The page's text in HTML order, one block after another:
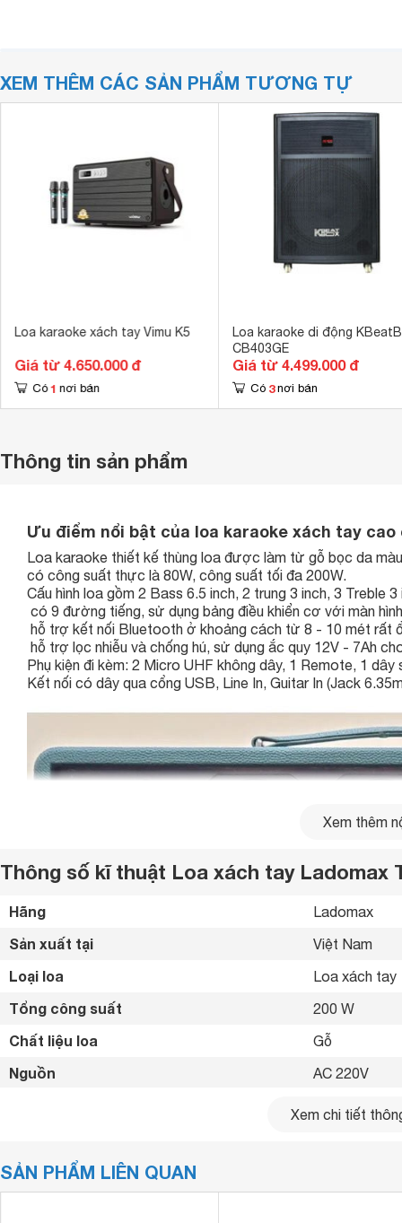
XEM THÊM CÁC SẢN PHẨM TƯƠNG TỰ
Loa karaoke xách tay Vimu K5
Giá từ 4.650.000 đ
Có 1 nơi bán
Loa karaoke di động
CB403GE
Giá từ 4.499.000 đ
Có 3 nơi bán
Thông tin sản phẩm
Ưu điểm nổi bật của loa karaoke xách tay
Loa karaoke thiết kế thùng loa được làm từ gỗ bọc da
có công suất thực là 80W, công suất tối đa 200W.
Cấu hình loa gồm 2 Bass 6.5 inch, 2 trung 3 inch, 3 Treble
có 9 đường tiếng, sử dụng bảng điều khiển cơ với màn
hỗ trợ kết nối Bluetooth ở khoảng cách từ 8 - 10 mét rất
hỗ trợ lọc nhiễu và chống hú, sử dụng ắc quy 12V - 7Ah
Phụ kiện đi kèm: 2 Micro UHF không dây, 1 Remote, 1
Kết nối có dây qua cổng USB, Line In, Guitar In (Jack
Xem thêm
Thông số kĩ thuật Loa xách tay Ladomax
Hãng Ladomax
Sản xuất tại Việt Nam
Loại loa Loa xách tay
Tổng công suất 200 W
Chất liệu loa Gỗ
Nguồn AC 220V
4 - 6 giờ
Phím điều khiển
Xem chi tiết
SẢN PHẨM LIÊN QUAN